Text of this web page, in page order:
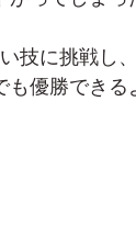
技に挑戦し
優勝できる